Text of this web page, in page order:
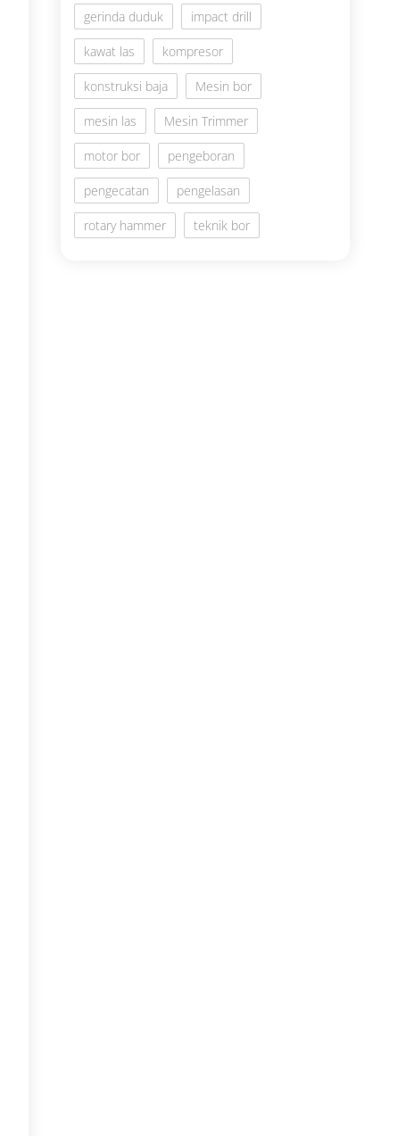
gerinda duduk impact drill
kawat las kompresor
konstruksi baja Mesin bor
mesin las Mesin Trimmer
motor bor pengeboran
pengecatan pengelasan
rotary hammer teknik bor